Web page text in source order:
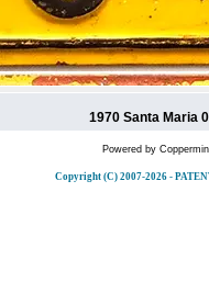
1970 Santa Maria
Powered by
Copyright (C) 2007-2026 -